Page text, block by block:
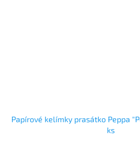
Papírové kelímky prasátko Peppa
ks